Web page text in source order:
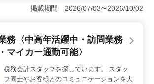
方々が重宝される環境です。長年の経験
や会計業務において的確な判断を下す力
い環境づくり＞ 週休2日制や少なめ
ライフバランスを重視した働き方が可
トレスを軽減する施策も整っています。
安心して働ける環境が整っていま
掲載期間 2026/07/03〜2026/10/02
務〈中高年活躍中・訪問業務
マイカー通勤可能〉
税務会計スタッフを探しています。 スタッ
フ同士やお客様とのコミュニケーションを大